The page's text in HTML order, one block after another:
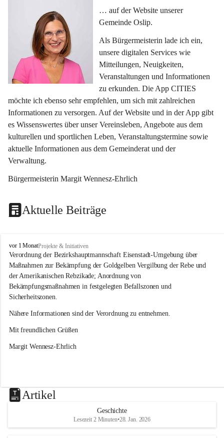
… auf der Website unserer
Gemeinde Oslip.
Als Bürgermeisterin lade ich ein,
unsere digitalen Services wie
Mitteilungen, Neuigkeiten,
Veranstaltungen und Informationen
zu erkunden. Die App CITIES
möchte ich ebenso sehr empfehlen, um sich mit zahlreichen
Informationen zu versorgen. Auf der Website und in der App gibt
es Wissenswertes über unser Vereinsleben, Angebote aus dem
kulturellen und sportlichen Leben, Veranstaltungstermine sowie
aktuelle Informationen aus dem Gemeinderat und der
Verwaltung.
Bürgermeisterin Margit Wennesz-Ehrlich
Aktuelle Beiträge
O
s
l
i
p
vor 1 MonatProjekte & Initiativen
Verordnung der Bezirkshauptmannschaft Eisenstadt-Umgebung über
Maßnahmen zur Bekämpfung der Goldgelben Vergilbung der Rebe und
der Amerikanischen Rebzikade; Anordnung von
Bekämpfungsmaßnahmen in festgelegten Befallszonen und
Sicherheitszonen.
Nähere Informationen sind der Verordnung zu entnehmen.
Mit freundlichen Grüßen
Margit Wennesz-Ehrlich
Artikel
Geschichte
Lesezeit 2 Minuten•28. Jan. 2026